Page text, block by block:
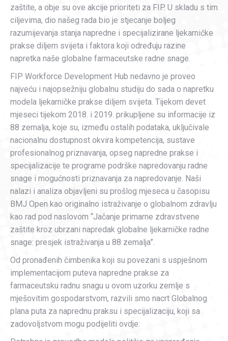
zaštite, a obje su ove akcije prioriteti za FIP. U skladu s tim
ciljevima, dio našeg rada bio je stjecanje boljeg
razumijevanja stanja napredne i specijalizirane ljekarničke
prakse diljem svijeta i faktora koji određuju razine
napretka naše globalne farmaceutske radne snage.
FIP Workforce Development Hub nedavno je proveo
najveću i najopsežniju globalnu studiju do sada o napretku
modela ljekarničke prakse diljem svijeta. Tijekom devet
mjeseci tijekom 2018. i 2019. prikupljene su informacije iz
88 zemalja, koje su, između ostalih podataka, uključivale
nacionalnu dostupnost okvira kompetencija, sustave
profesionalnog priznavanja, opseg napredne prakse i
specijalizacije te programe podrške napredovanju radne
snage i mogućnosti priznavanja za napredovanje. Naši
nalazi i analiza objavljeni su prošlog mjeseca u časopisu
BMJ Open kao originalno istraživanje o globalnom zdravlju
kao rad pod naslovom “Jačanje primarne zdravstvene
zaštite kroz ubrzani napredak globalne ljekarničke radne
snage: presjek istraživanja u 88 zemalja”.
Od pronađenih čimbenika koji su povezani s uspješnom
implementacijom puteva napredne prakse za
farmaceutsku radnu snagu u ovom uzorku zemlje s
mješovitim gospodarstvom, razvili smo nacrt Globalnog
plana puta za naprednu praksu i specijalizaciju, koji sa
zadovoljstvom mogu podijeliti ovdje: